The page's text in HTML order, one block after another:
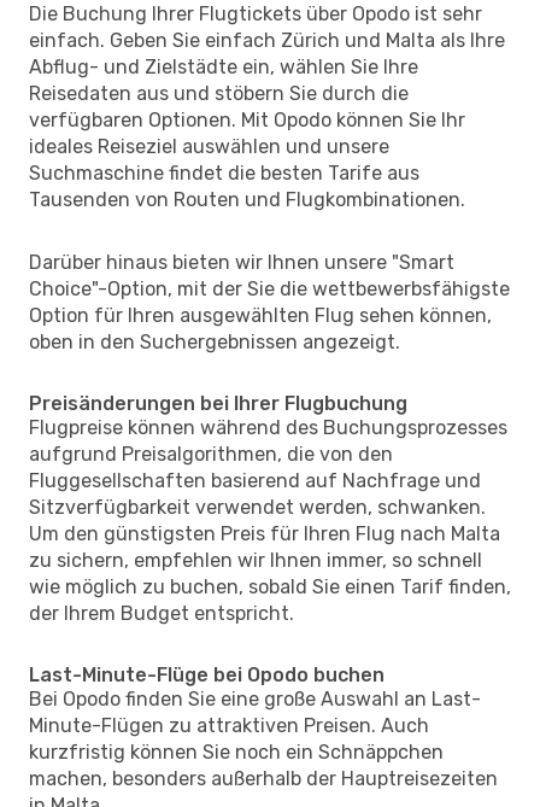
Die Buchung Ihrer Flugtickets über Opodo ist sehr
einfach. Geben Sie einfach Zürich und Malta als Ihre
Abflug- und Zielstädte ein, wählen Sie Ihre
Reisedaten aus und stöbern Sie durch die
verfügbaren Optionen. Mit Opodo können Sie Ihr
ideales Reiseziel auswählen und unsere
Suchmaschine findet die besten Tarife aus
Tausenden von Routen und Flugkombinationen.
Darüber hinaus bieten wir Ihnen unsere "Smart
Choice"-Option, mit der Sie die wettbewerbsfähigste
Option für Ihren ausgewählten Flug sehen können,
oben in den Suchergebnissen angezeigt.
Preisänderungen bei Ihrer Flugbuchung
Flugpreise können während des Buchungsprozesses
aufgrund Preisalgorithmen, die von den
Fluggesellschaften basierend auf Nachfrage und
Sitzverfügbarkeit verwendet werden, schwanken.
Um den günstigsten Preis für Ihren Flug nach Malta
zu sichern, empfehlen wir Ihnen immer, so schnell
wie möglich zu buchen, sobald Sie einen Tarif finden,
der Ihrem Budget entspricht.
Last-Minute-Flüge bei Opodo buchen
Bei Opodo finden Sie eine große Auswahl an Last-
Minute-Flügen zu attraktiven Preisen. Auch
kurzfristig können Sie noch ein Schnäppchen
machen, besonders außerhalb der Hauptreisezeiten